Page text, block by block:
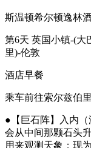
斯温顿希尔顿逸林
第6天 英国小镇-(大
里)-伦敦
酒店早餐
乘车前往索尔兹伯里
●【巨石阵】入内
会从中间那颗石头
用来观测天象；现